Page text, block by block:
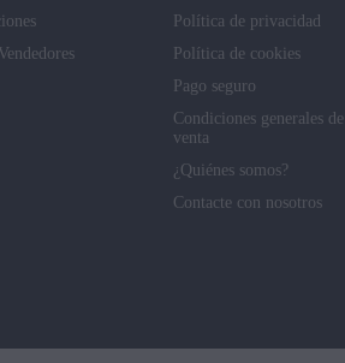
Política de privacidad
Política de cookies
Pago seguro
Condiciones generales de
venta
¿Quiénes somos?
Contacte con nosotros